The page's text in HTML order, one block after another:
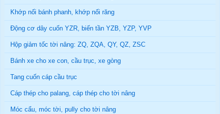
Khớp nối bánh phanh, khớp nối răng
Động cơ dây cuốn YZR, biến tần YZB, YZP, YVP
Hộp giảm tốc tời nâng: ZQ, ZQA, QY, QZ, ZSC
Bánh xe cho xe con, cầu trục, xe gòng
Tang cuốn cáp cầu trục
Cáp thép cho palang, cáp thép cho tời nâng
Móc cẩu, móc tời, pully cho tời nâng